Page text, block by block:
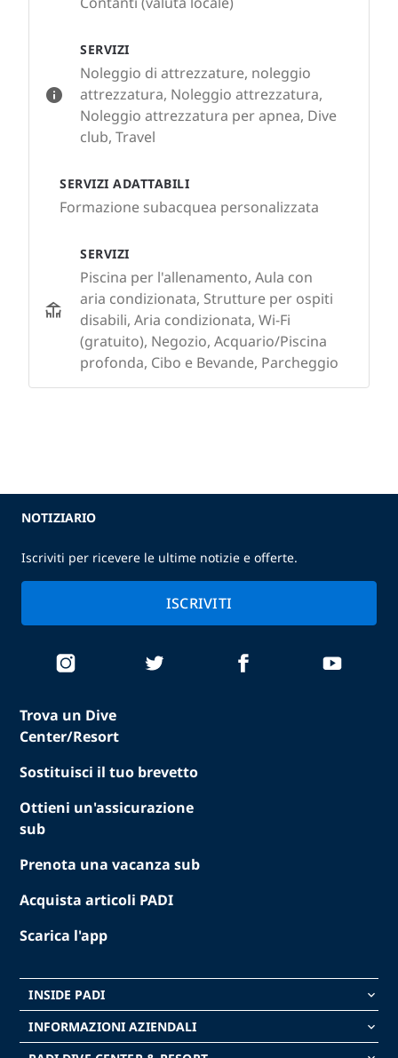
SERVIZI
Noleggio di attrezzature, noleggio
attrezzatura, Noleggio attrezzatura,
Noleggio attrezzatura per apnea, Dive
club, Travel
SERVIZI ADATTABILI
Formazione subacquea personalizzata
SERVIZI
Piscina per l'allenamento, Aula con
aria condizionata, Strutture per ospiti
disabili, Aria condizionata, Wi-Fi
(gratuito), Negozio, Acquario/Piscina
profonda, Cibo e Bevande, Parcheggio
Trova un Dive
Center/Resort
Sostituisci il tuo brevetto
Ottieni un'assicurazione
sub
Prenota una vacanza sub
Acquista articoli PADI
Scarica l'app
INSIDE PADI keyboard_arrow_down
INFORMAZIONI AZIENDALI keyboard_arrow_down
NOTIZIARIO
Iscriviti per ricevere le ultime notizie e offerte.
ISCRIVITI